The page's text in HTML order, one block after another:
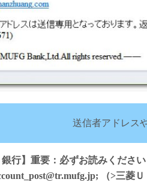
送信者アドレス
行】重要：必ずお読みください
（>三菱Ｕ